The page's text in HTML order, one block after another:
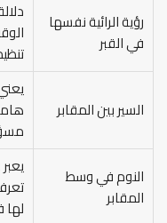
رؤية الرائية نفسها
في القبر
السير بين المقابر
النوم في وسط
المقابر